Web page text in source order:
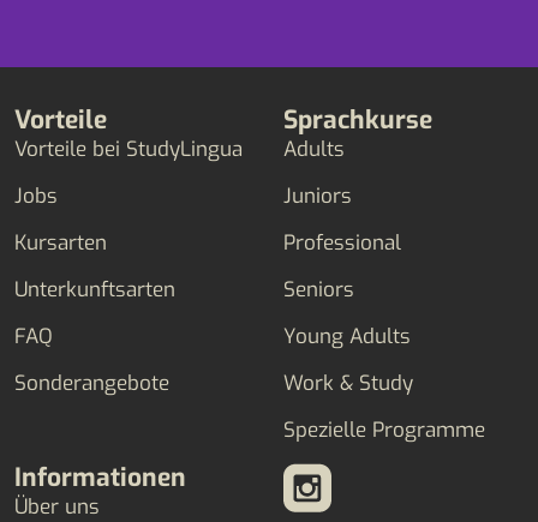
Vorteile
Vorteile bei StudyLingua
Jobs
Kursarten
Unterkunftsarten
FAQ
Sonderangebote
Sprachkurse
Adults
Juniors
Professional
Seniors
Young Adults
Work & Study
Spezielle Programme
Informationen
Über uns